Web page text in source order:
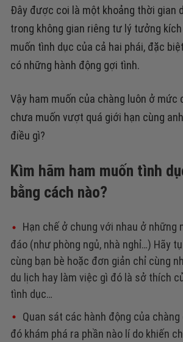
Đây được coi là một khoảng thời gian
trong không gian riêng tư lý tưởng
muốn tình dục của cả hai phái, đặc
có những hành động gợi tình.
Vậy ham muốn của chàng luôn ở mức
chưa muốn vượt quá giới hạn cùng
điều gì?
Kìm hãm ham muốn tình
bằng cách nào?
Hạn chế ở chung với nhau ở những
đáo (như phòng ngủ, nhà nghỉ…) Hãy
cùng bạn bè hoặc đơn giản chỉ cùng
du lịch hay làm việc gì đó là sở thích
tình dục…
Quan sát các hành động của
đó khám phá ra phần nào lí do khiến